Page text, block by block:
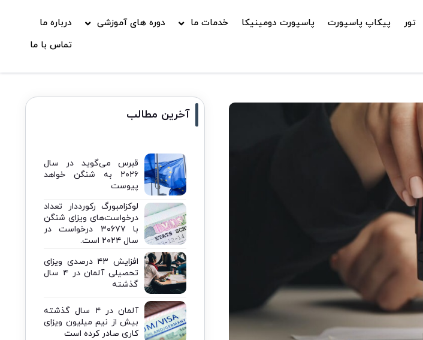
تور پیکاپ پاسپورت پاسپورت دومینیکا خدمات ما دوره های آموزشی
درباره ما
تماس با ما
آخرین مطالب
قبرس می‌گوید در سال
۲۰۲۶ به شنگن خواهد
پیوست
لوکزامبورگ رکورددار تعداد
درخواست‌های ویزای شنگن
با ۳۰۶۷۷ درخواست در
سال ۲۰۲۴ است.
افزایش ۴۳ درصدی ویزای
تحصیلی آلمان در ۴ سال
گذشته
آلمان در ۴ سال گذشته
بیش از نیم میلیون ویزای
کاری صادر کرده است